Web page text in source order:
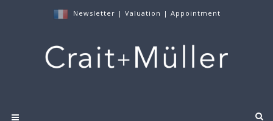
Newsletter | Valuation | Appointment